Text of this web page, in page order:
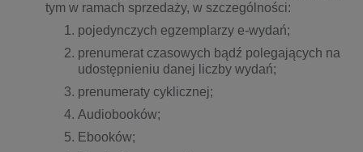
tym w ramach sprzedaży, w szczególności:
pojedynczych egzemplarzy e-wydań;
prenumerat czasowych bądź polegających na
udostępnieniu danej liczby wydań;
prenumeraty cyklicznej;
Audiobooków;
Ebooków;